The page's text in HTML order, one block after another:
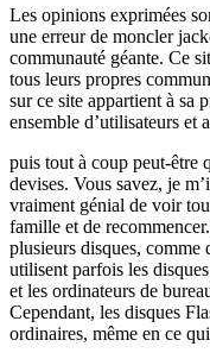
Les opinions exprimées
une erreur de moncler
communauté géante. Ce
tous leurs propres
sur ce site appartient à sa
ensemble d’utilisateurs et
puis tout à coup peut-être
devises. Vous savez, je
vraiment génial de voir
famille et de
plusieurs disques, comme
utilisent parfois les
et les ordinateurs de
Cependant, les disques
ordinaires, même en ce